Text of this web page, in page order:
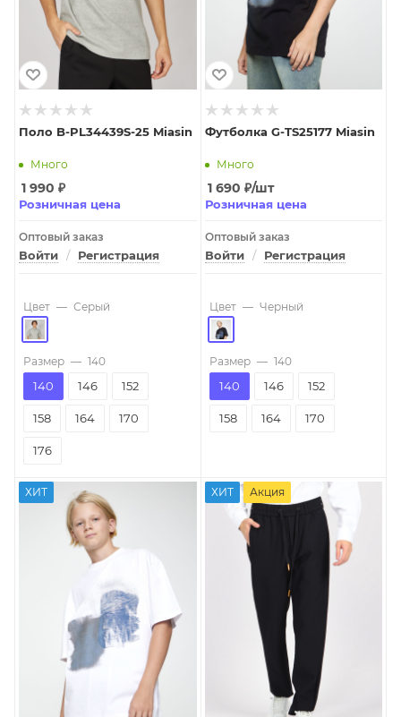
Поло B-PL34439S-25 Miasin
Много
1 990 ₽
Розничная цена
Оптовый заказ
Войти / Регистрация
Цвет — Серый
Размер — 140
140 146 152
158 164 170
176
Футболка G-TS25177 Miasin
Много
1 690 ₽/шт
Розничная цена
Оптовый заказ
Войти / Регистрация
Цвет — Черный
Размер — 140
140 146 152
158 164 170
ХИТ ХИТ Акция